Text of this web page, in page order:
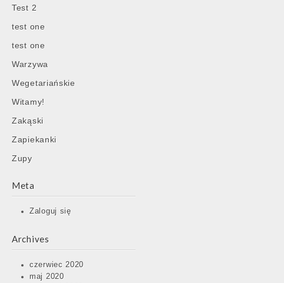
Test 2
test one
test one
Warzywa
Wegetariańskie
Witamy!
Zakąski
Zapiekanki
Zupy
Meta
Zaloguj się
Archives
czerwiec 2020
maj 2020